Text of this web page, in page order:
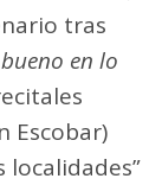
tras
en lo
Escobar)
localidades”